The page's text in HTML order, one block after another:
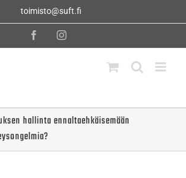
toimisto@suft.fi
FacebookInstagram
hallinta ennaltaehkäisemään